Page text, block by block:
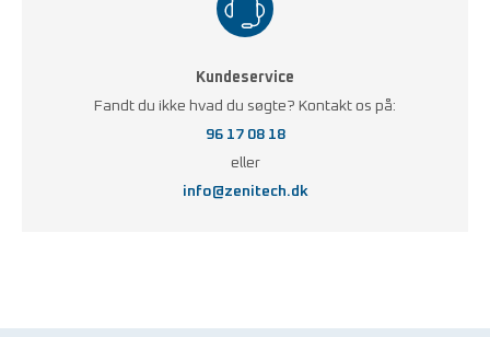
Kundeservice
Fandt du ikke hvad du søgte? Kontakt os på:
96 17 08 18
eller
info@zenitech.dk